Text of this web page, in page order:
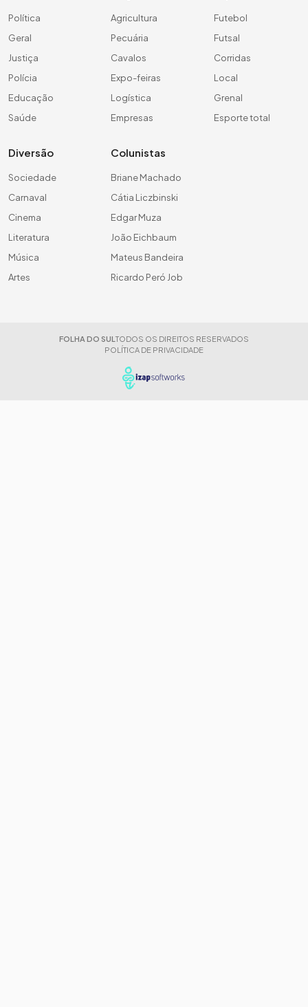
Política
Geral
Justiça
Polícia
Educação
Saúde
Agricultura
Pecuária
Cavalos
Expo-feiras
Logística
Empresas
Futebol
Futsal
Corridas
Local
Grenal
Esporte total
Diversão
Sociedade
Carnaval
Cinema
Literatura
Música
Artes
Colunistas
Briane Machado
Cátia Liczbinski
Edgar Muza
João Eichbaum
Mateus Bandeira
Ricardo Peró Job
FOLHA DO SUL TODOS OS DIREITOS RESERVADOS
POLÍTICA DE PRIVACIDADE